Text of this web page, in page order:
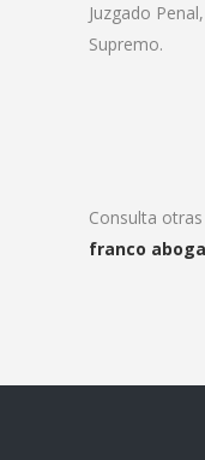
Juzgado
Supremo.
Consulta
franco